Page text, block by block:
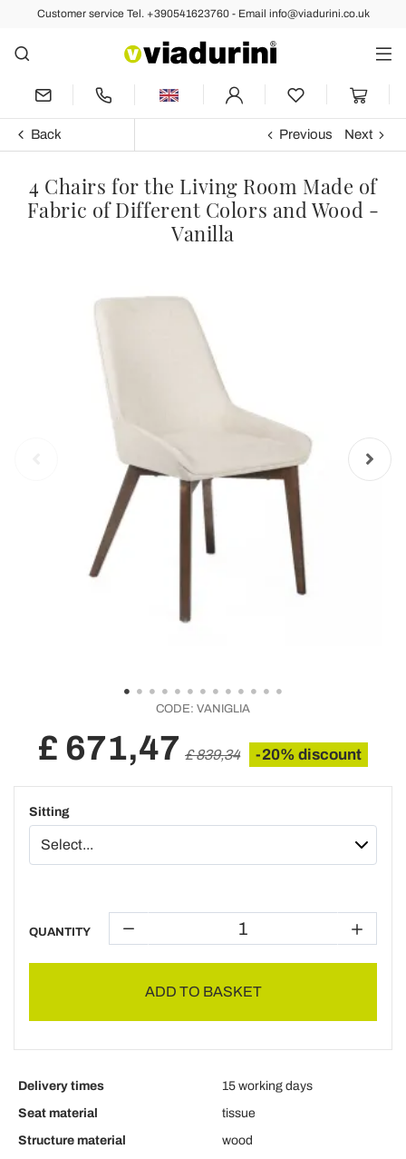
Customer service Tel. +390541623760 - Email info@viadurini.co.uk
Back Previous Next
4 Chairs for the Living Room Made of
Fabric of Different Colors and Wood -
Vanilla
CODE: VANIGLIA
£ 671,47 £ 839,34 -20% discount
Sitting
QUANTITY
ADD TO BASKET
Delivery times
15 working days
Seat material
tissue
Structure material
wood